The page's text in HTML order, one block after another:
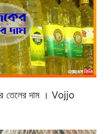
তেলের দাম । Vojjo